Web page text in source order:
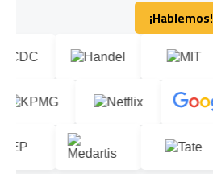
¡Hablemos!
¡Hablemos!